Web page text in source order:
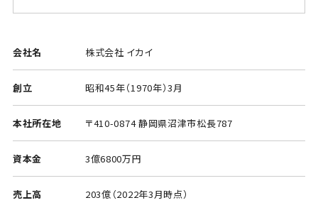
会社名 株式会社 イカイ
創立 昭和45年（1970年）3月
本社所在地 〒410-0874 静岡県沼津市松長787
資本金 3億6800万円
売上高 203億（2022年3月時点）